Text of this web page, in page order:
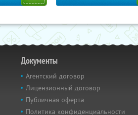
Документы
Агентский договор
Лицензионный договор
Публичная оферта
Политика конфиденциальности